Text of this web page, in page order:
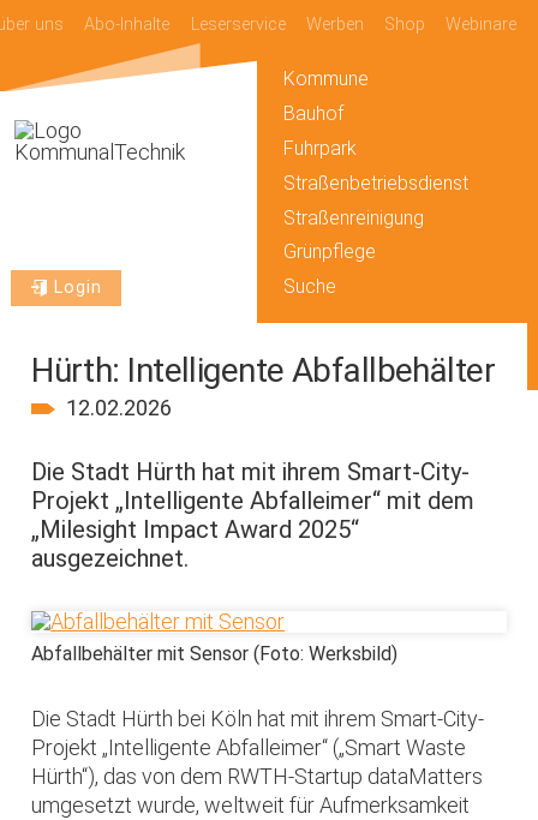
uns Abo-Inhalte Leserservice Werben Shop Webinare
Login
Kommune
Bauhof
Fuhrpark
Straßenbetriebsdienst
Straßenreinigung
Grünpflege
Suche
Hürth: Intelligente Abfallbehälter
12.02.2026
Die Stadt Hürth hat mit ihrem Smart-City-
Projekt „Intelligente Abfalleimer“ mit dem
„Milesight Impact Award 2025“
ausgezeichnet.
Abfallbehälter mit Sensor (Foto: Werksbild)
Die Stadt Hürth bei Köln hat mit ihrem Smart-City-
Projekt „Intelligente Abfalleimer“ („Smart Waste
Hürth“), das von dem RWTH-Startup dataMatters
umgesetzt wurde, weltweit für Aufmerksamkeit